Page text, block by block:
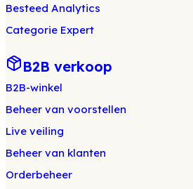
Besteed Analytics
Categorie Expert
B2B verkoop
B2B-winkel
Beheer van voorstellen
Live veiling
Beheer van klanten
Orderbeheer